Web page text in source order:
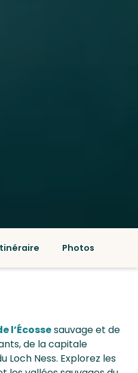
Photos
l’Écossesauvage et de
de la capitale
Loch Ness. Explorez les